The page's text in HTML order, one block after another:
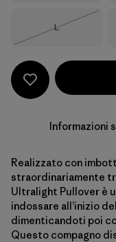
Taglia
L
Informazioni
Realizzato con
straordinariamente
Ultralight Pullover è
indossare all’inizio
dimenticandoti poi
Questo compagno